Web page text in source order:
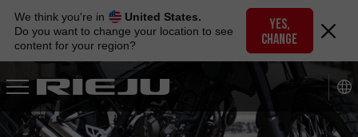
navigation
content
We think you're in
United States.
Do you want to change your location to see
content for your region?
YES,
CHANGE